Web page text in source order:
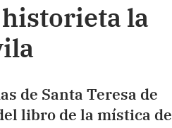
la
de Santa Teresa de
libro de la mística de